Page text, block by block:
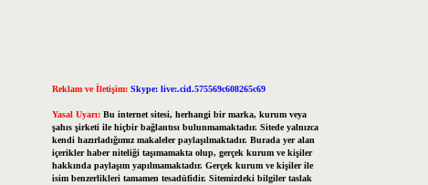
Reklam ve İletişim: Skype: live:.cid.575569c608265c69
Yasal Uyarı: Bu internet sitesi, herhangi bir marka, kurum veya
şahıs şirketi ile hiçbir bağlantısı bulunmamaktadır. Sitede yalnızca
kendi hazırladığımız makaleler paylaşılmaktadır. Burada yer alan
içerikler haber niteliği taşımamakta olup, gerçek kurum ve kişiler
hakkında paylaşım yapılmamaktadır. Gerçek kurum ve kişiler ile
isim benzerlikleri tamamen tesadüfidir. Sitemizdeki bilgiler taslak